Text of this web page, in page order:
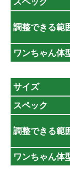
調整できる範
ワンちゃん体
サイズ
スペック
調整できる範
ワンちゃん体